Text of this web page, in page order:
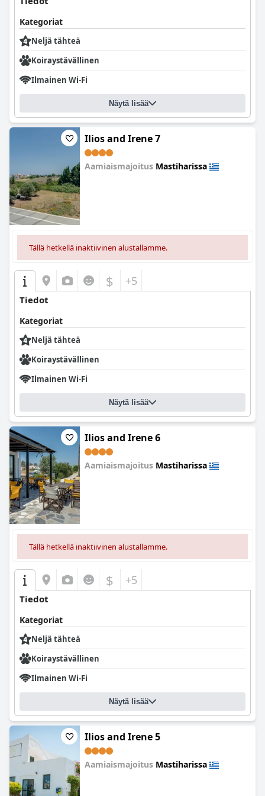
Kategoriat
Neljä tähteä
Koiraystävällinen
Ilmainen Wi-Fi
Näytä lisää
Ilios and Irene 7
Aamiaismajoitus Mastiharissa
Tällä hetkellä inaktiivinen alustallamme.
$ +5
Tiedot
Kategoriat
Neljä tähteä
Koiraystävällinen
Ilmainen Wi-Fi
Näytä lisää
Ilios and Irene 6
Aamiaismajoitus Mastiharissa
Tällä hetkellä inaktiivinen alustallamme.
$ +5
Tiedot
Kategoriat
Neljä tähteä
Koiraystävällinen
Ilmainen Wi-Fi
Näytä lisää
Ilios and Irene 5
Aamiaismajoitus Mastiharissa